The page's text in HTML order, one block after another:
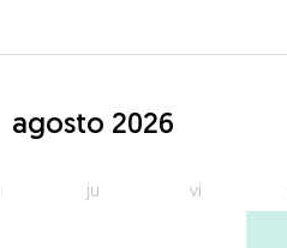
agosto 2026
ju vi